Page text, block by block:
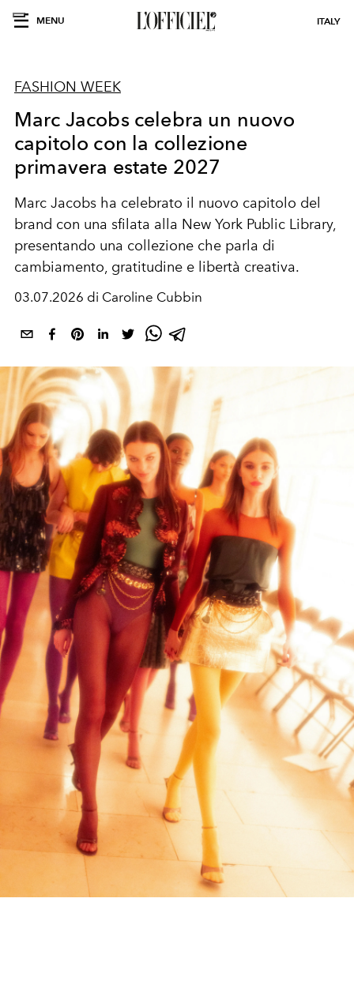
MENU ITALY
FASHION WEEK
Marc Jacobs celebra un nuovo
capitolo con la collezione
primavera estate 2027
Marc Jacobs ha celebrato il nuovo capitolo del
brand con una sfilata alla New York Public Library,
presentando una collezione che parla di
cambiamento, gratitudine e libertà creativa.
03.07.2026 di Caroline Cubbin